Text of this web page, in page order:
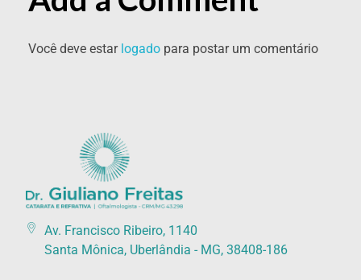
Você deve estar logado para postar um comentário
Av. Francisco Ribeiro, 1140
Santa Mônica, Uberlândia - MG, 38408-186